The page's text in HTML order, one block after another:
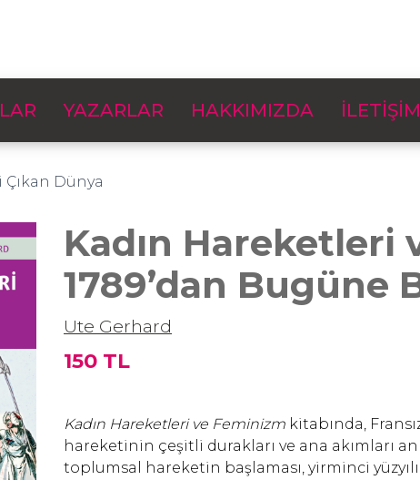
YAZARLAR HAKKIMIZDA İLETİŞİM
Çıkan Dünya
Kadın Hareketleri
1789’dan Bugüne
Ute Gerhard
150 TL
Kadın Hareketleri ve Feminizm kitabında,
hareketinin çeşitli durakları ve ana akımları
toplumsal hareketin başlaması, yirminci